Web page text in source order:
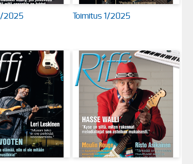
2025 Toimitus 1/2025